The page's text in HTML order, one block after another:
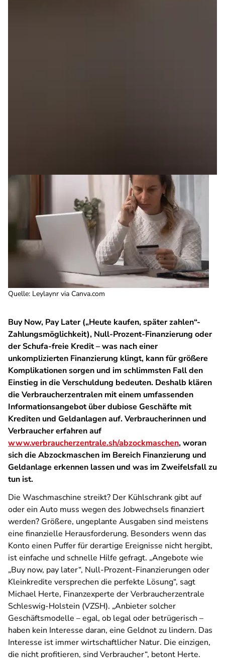
Quelle: Leylaynr via Canva.com
Buy Now, Pay Later („Heute kaufen, später zahlen“-
Zahlungsmöglichkeit), Null-Prozent-Finanzierung oder
der Schufa-freie Kredit – was nach einer
unkomplizierten Finanzierung klingt, kann für größere
Komplikationen sorgen und im schlimmsten Fall den
Einstieg in die Verschuldung bedeuten. Deshalb klären
die Verbraucherzentralen mit einem umfassenden
Informationsangebot über dubiose Geschäfte mit
Krediten und Geldanlagen auf. Verbraucherinnen und
Verbraucher erfahren auf
www.verbraucherzentrale.sh/abzockmaschen, woran
sich die Abzockmaschen im Bereich Finanzierung und
Geldanlage erkennen lassen und was im Zweifelsfall zu
tun ist.
Die Waschmaschine streikt? Der Kühlschrank gibt auf
oder ein Auto muss wegen des Jobwechsels finanziert
werden? Größere, ungeplante Ausgaben sind meistens
eine finanzielle Herausforderung. Besonders wenn das
Konto einen Puffer für derartige Ereignisse nicht hergibt,
ist einfache und schnelle Hilfe gefragt. „Angebote wie
„Buy now, pay later“, Null-Prozent-Finanzierungen oder
Kleinkredite versprechen die perfekte Lösung“, sagt
Michael Herte, Finanzexperte der Verbraucherzentrale
Schleswig-Holstein (VZSH). „Anbieter solcher
Geschäftsmodelle – egal, ob legal oder betrügerisch –
haben kein Interesse daran, eine Geldnot zu lindern. Das
Interesse ist immer wirtschaftlicher Natur. Die einzigen,
die nicht profitieren, sind Verbraucher“, betont Herte.